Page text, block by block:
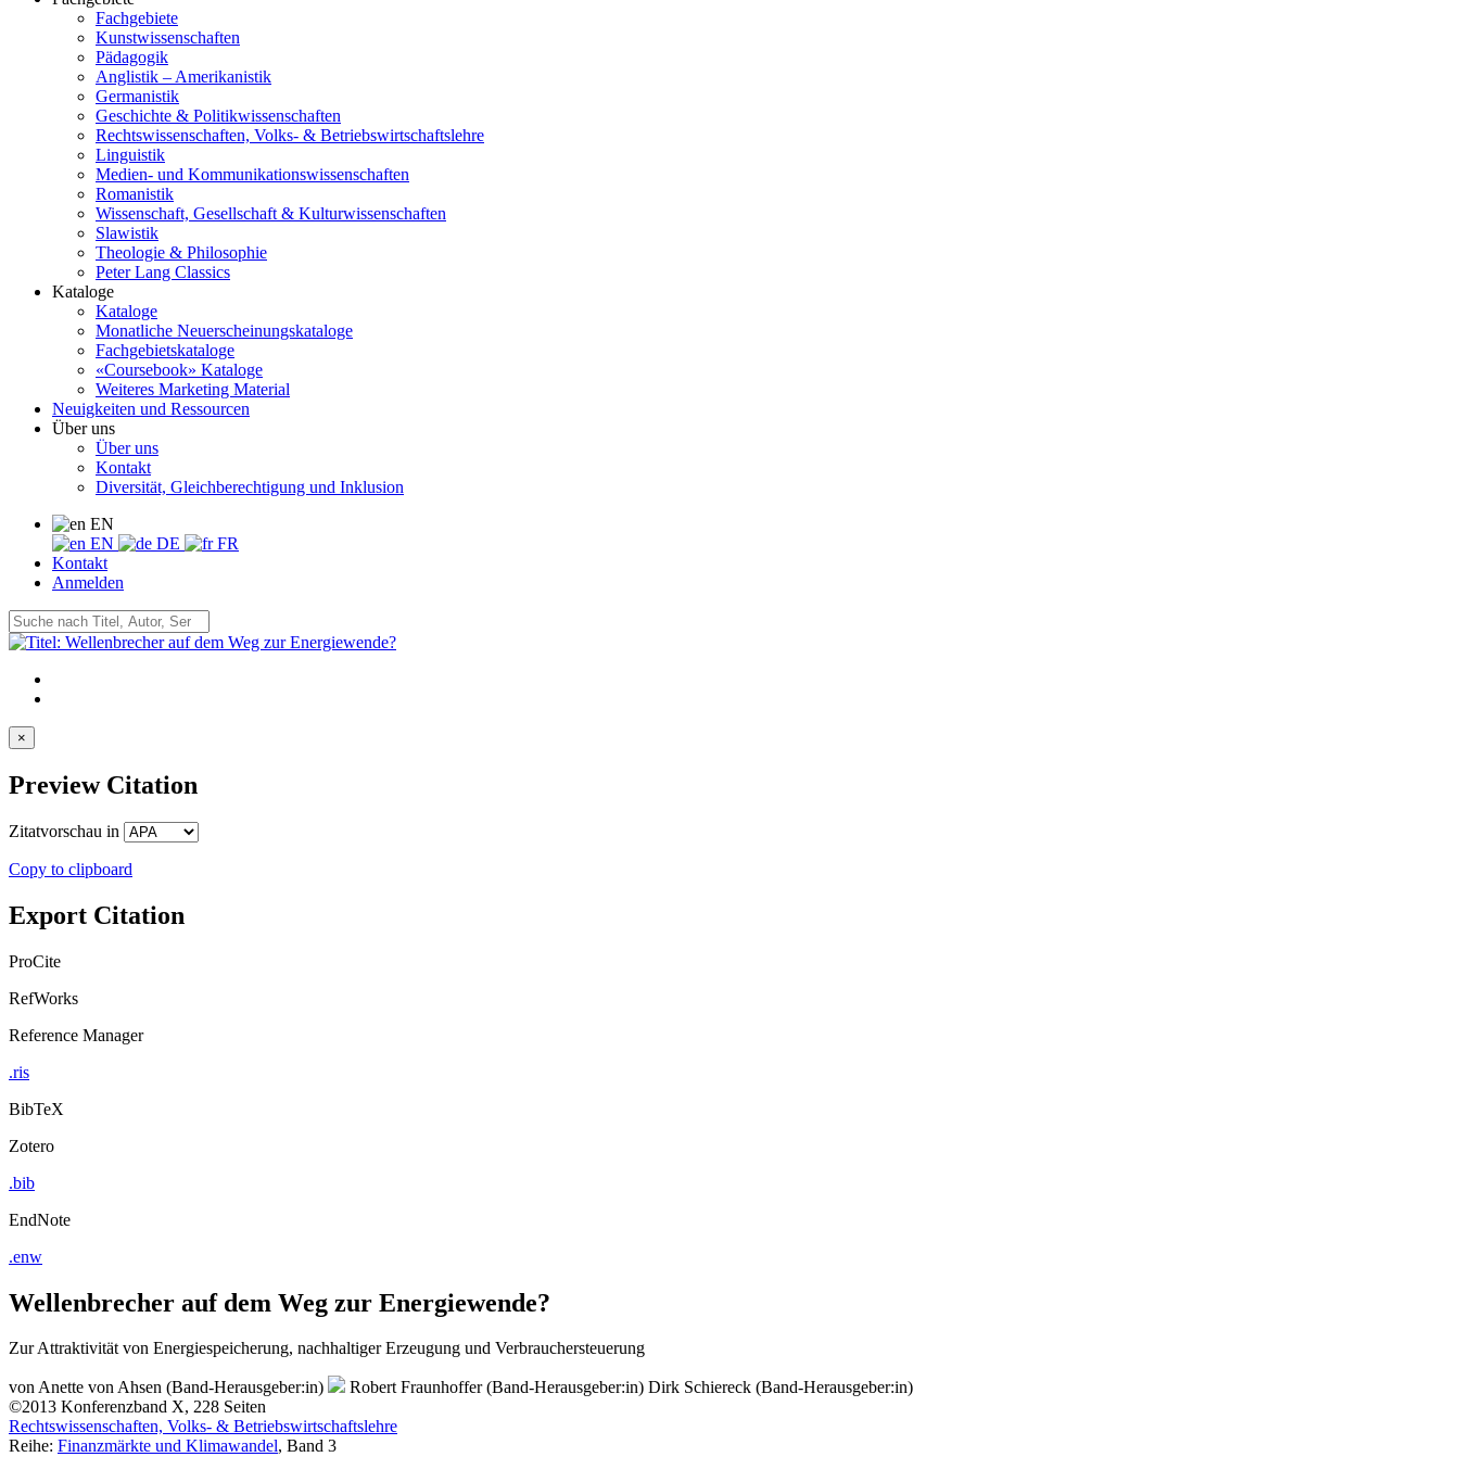
Fachgebiete
Kunstwissenschaften
Pädagogik
Anglistik – Amerikanistik
Germanistik
Geschichte & Politikwissenschaften
Rechtswissenschaften, Volks- & Betriebswirtschaftslehre
Linguistik
Medien- und Kommunikationswissenschaften
Romanistik
Wissenschaft, Gesellschaft & Kulturwissenschaften
Slawistik
Theologie & Philosophie
Peter Lang Classics
Kataloge
Kataloge
Monatliche Neuerscheinungskataloge
Fachgebietskataloge
«Coursebook» Kataloge
Weiteres Marketing Material
Neuigkeiten und Ressourcen
Über uns
Über uns
Kontakt
Diversität, Gleichberechtigung und Inklusion
EN
EN
DE
FR
Kontakt
Anmelden
×
Preview Citation
Zitatvorschau in
Copy to clipboard
Export Citation
ProCite
RefWorks
Reference Manager
.ris
BibTeX
Zotero
.bib
EndNote
.enw
Wellenbrecher auf dem Weg zur Energiewende?
Zur Attraktivität von Energiespeicherung, nachhaltiger Erzeugung und Verbrauchersteuerung
vonAnette von Ahsen (Band-Herausgeber:in) Robert Fraunhoffer (Band-Herausgeber:in) Dirk Schiereck (Band-Herausgeber:in)
©2013 Konferenzband X, 228 Seiten
Rechtswissenschaften, Volks- & Betriebswirtschaftslehre
Reihe: Finanzmärkte und Klimawandel, Band 3